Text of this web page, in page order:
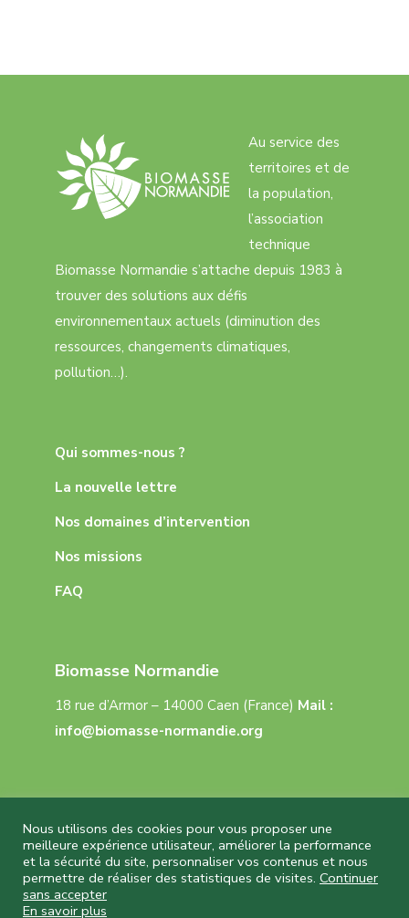
Au service des
territoires et de
la population,
l’association
technique
Biomasse Normandie s’attache depuis 1983 à
trouver des solutions aux défis
environnementaux actuels (diminution des
ressources, changements climatiques,
pollution…).
Qui sommes-nous ?
La nouvelle lettre
Nos domaines d’intervention
Nos missions
FAQ
Biomasse Normandie
18 rue d’Armor – 14000 Caen (France) Mail :
info@biomasse-normandie.org
Biomasse Normandie © 2026 Tous droits réservés
– RéalisationCapture Communication –
Mentions légales
Nous utilisons des cookies pour vous proposer une
meilleure expérience utilisateur, améliorer la performance
et la sécurité du site, personnaliser vos contenus et nous
permettre de réaliser des statistiques de visites. Continuer
sans accepter
En savoir plus